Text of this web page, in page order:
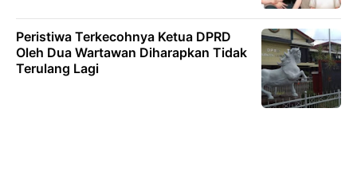
Peristiwa Terkecohnya Ketua DPRD
Oleh Dua Wartawan Diharapkan Tidak
Terulang Lagi